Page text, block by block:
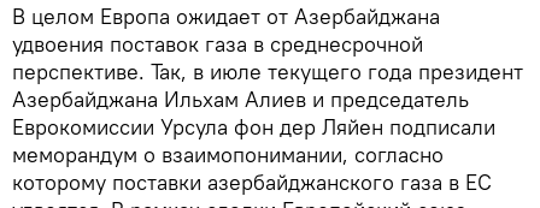
В целом Европа ожидает от Азербайджана
удвоения поставок газа в среднесрочной
перспективе. Так, в июле текущего года президент
Азербайджана Ильхам Алиев и председатель
Еврокомиссии Урсула фон дер Ляйен подписали
меморандум о взаимопонимании, согласно
которому поставки азербайджанского газа в ЕС